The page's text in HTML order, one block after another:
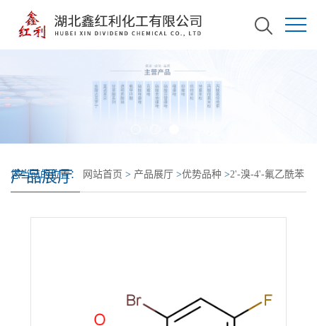
产品展厅
您当前的位置： 网站首页 > 产品展厅 >优势品种 >2'-溴-4'-氟乙酰苯